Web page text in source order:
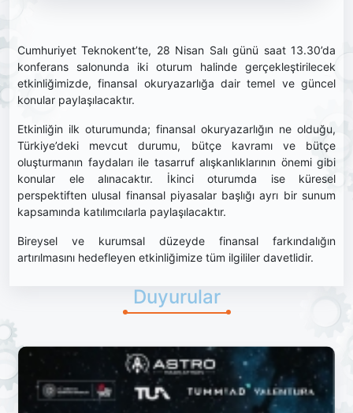
Cumhuriyet Teknokent’te, 28 Nisan Salı günü saat 13.30’da
konferans salonunda iki oturum halinde gerçekleştirilecek
etkinliğimizde, finansal okuryazarlığa dair temel ve güncel
konular paylaşılacaktır.
Etkinliğin ilk oturumunda; finansal okuryazarlığın ne olduğu,
Türkiye’deki mevcut durumu, bütçe kavramı ve bütçe
oluşturmanın faydaları ile tasarruf alışkanlıklarının önemi gibi
konular ele alınacaktır. İkinci oturumda ise küresel
perspektiften ulusal finansal piyasalar başlığı ayrı bir sunum
kapsamında katılımcılarla paylaşılacaktır.
Bireysel ve kurumsal düzeyde finansal farkındalığın
artırılmasını hedefleyen etkinliğimize tüm ilgililer davetlidir.
Duyurular